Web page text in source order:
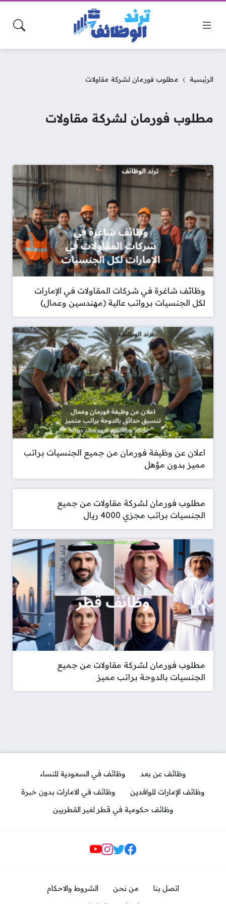
الرئيسية مطلوب فورمان لشركة مقاولات
مطلوب فورمان لشركة مقاولات
وظائف شاغرة في شركات المقاولات في الإمارات
لكل الجنسيات برواتب عالية (مهندسين وعمال)
اعلان عن وظيفة فورمان من جميع الجنسيات براتب
مميز بدون مؤهل
مطلوب فورمان لشركة مقاولات من جميع
الجنسيات براتب مجزي 4000 ريال
مطلوب فورمان لشركة مقاولات من جميع
الجنسيات بالدوحة براتب مميز
وظائف عن بعد
وظائف في السعودية للنساء
وظائف الإمارات للوافدين
وظائف في الامارات بدون خبرة
وظائف حكومية في قطر لغير القطريين
مواقع التواصل
اتصل بنا من نحن
الشروط والاحكام